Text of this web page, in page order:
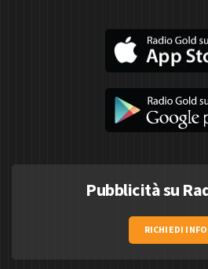
Pubblicità su
RICHIEDI INFO